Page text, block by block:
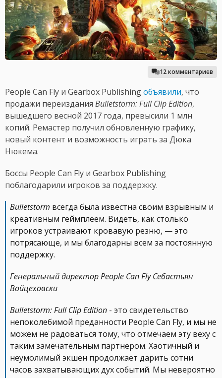
12 комментариев
People Can Fly и Gearbox Publishingобъявили, что
продажи переиздания Bulletstorm: Full Clip Edition,
вышедшего весной 2017 года, превысили 1 млн
копий. Ремастер получил обновленную графику,
новый контент и возможность играть за Дюка
Нюкема.
Боссы People Can Fly и Gearbox Publishing
поблагодарили игроков за поддержку.
Bulletstorm всегда была известна своим взрывным и
креативным геймплеем. Видеть, как столько
игроков устраивают кровавую резню, — это
потрясающе, и мы благодарны всем за постоянную
поддержку.
Генеральный директор People Can Fly Себастьян
Войцеховски
Bulletstorm: Full Clip Edition - это свидетельство
непоколебимой преданности People Can Fly, и мы не
можем не радоваться тому, что отмечаем эту веху с
таким замечательным партнером. Хаотичный и
неумолимый экшен продолжает дарить сотни
часов захватывающих дух событий. Мы невероятно